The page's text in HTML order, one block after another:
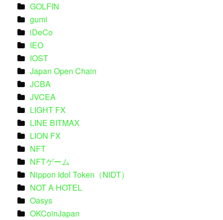
GOLFIN
gumi
iDeCo
IEO
IOST
Japan Open Chain
JCBA
JVCEA
LIGHT FX
LINE BITMAX
LION FX
NFT
NFTゲーム
Nippon Idol Token（NIDT）
NOT A HOTEL
Oasys
OKCoinJapan